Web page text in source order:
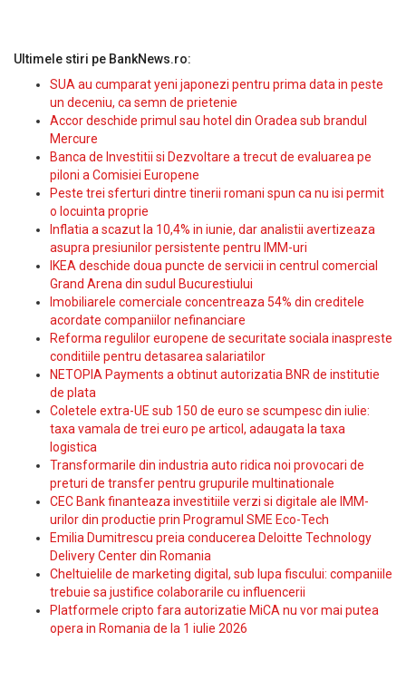
Ultimele stiri pe BankNews.ro:
SUA au cumparat yeni japonezi pentru prima data in peste
un deceniu, ca semn de prietenie
Accor deschide primul sau hotel din Oradea sub brandul
Mercure
Banca de Investitii si Dezvoltare a trecut de evaluarea pe
piloni a Comisiei Europene
Peste trei sferturi dintre tinerii romani spun ca nu isi permit
o locuinta proprie
Inflatia a scazut la 10,4% in iunie, dar analistii avertizeaza
asupra presiunilor persistente pentru IMM-uri
IKEA deschide doua puncte de servicii in centrul comercial
Grand Arena din sudul Bucurestiului
Imobiliarele comerciale concentreaza 54% din creditele
acordate companiilor nefinanciare
Reforma regulilor europene de securitate sociala inaspreste
conditiile pentru detasarea salariatilor
NETOPIA Payments a obtinut autorizatia BNR de institutie
de plata
Coletele extra-UE sub 150 de euro se scumpesc din iulie:
taxa vamala de trei euro pe articol, adaugata la taxa
logistica
Transformarile din industria auto ridica noi provocari de
preturi de transfer pentru grupurile multinationale
CEC Bank finanteaza investitiile verzi si digitale ale IMM-
urilor din productie prin Programul SME Eco-Tech
Emilia Dumitrescu preia conducerea Deloitte Technology
Delivery Center din Romania
Cheltuielile de marketing digital, sub lupa fiscului: companiile
trebuie sa justifice colaborarile cu influencerii
Platformele cripto fara autorizatie MiCA nu vor mai putea
opera in Romania de la 1 iulie 2026